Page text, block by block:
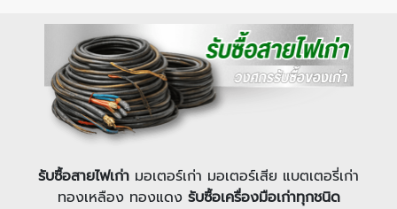
รับซื้อสายไฟเก่า มอเตอร์เก่า มอเตอร์เสีย แบตเตอรี่เก่า
ทองเหลือง ทองแดง รับซื้อเครื่องมือเก่าทุกชนิด